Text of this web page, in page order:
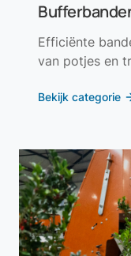
Efficiënte
van potjes en
Bekijk categorie